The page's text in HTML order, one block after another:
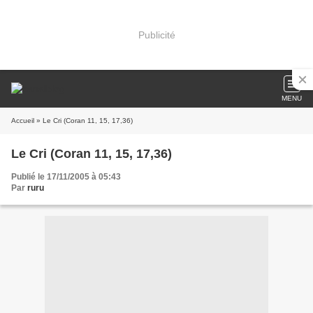
Publicité
MENU
Accueil » Le Cri (Coran 11, 15, 17,36)
Le Cri (Coran 11, 15, 17,36)
Publié le 17/11/2005 à 05:43
Par ruru